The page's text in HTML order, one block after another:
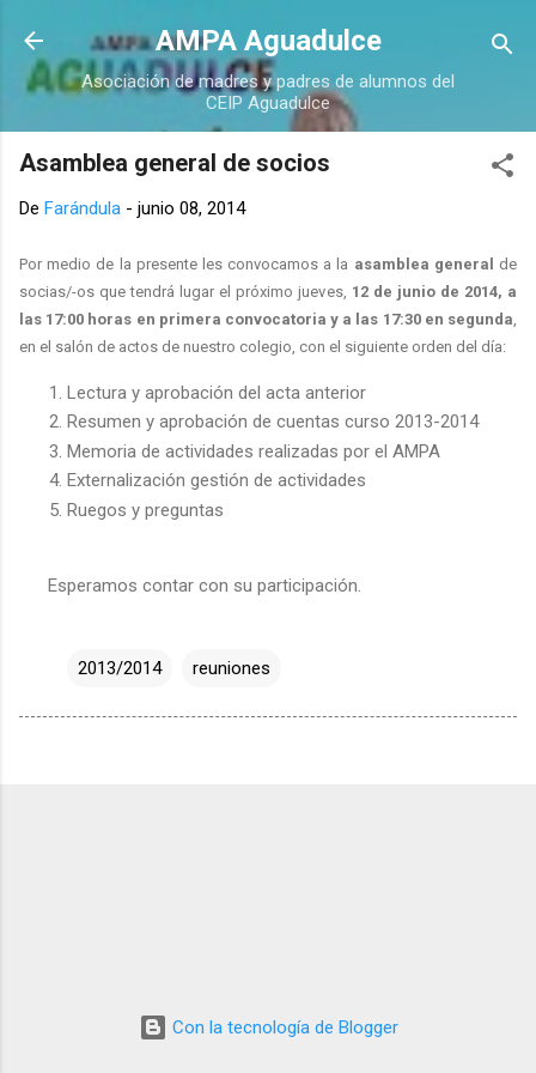
Ir al contenido principal
AMPA Aguadulce
Asociación de madres y padres de alumnos del
CEIP Aguadulce
Asamblea general de socios
De Farándula - junio 08, 2014
Por medio de la presente les convocamos a la asamblea general de
socias/-os que tendrá lugar el próximo jueves, 12 de junio de 2014, a
las 17:00 horas en primera convocatoria y a las 17:30 en segunda
en el salón de actos de nuestro colegio, con el siguiente orden del día:
Lectura y aprobación del acta anterior
Resumen y aprobación de cuentas curso 2013-2014
Memoria de actividades realizadas por el AMPA
Externalización gestión de actividades
Ruegos y preguntas
Esperamos contar con su participación.
2013/2014 reuniones
Con la tecnología de Blogger